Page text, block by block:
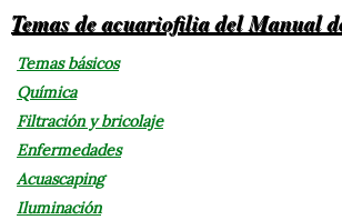
Temas de acuariofilia del Manual
Temas básicos
Química
Filtración y bricolaje
Enfermedades
Acuascaping
Iluminación